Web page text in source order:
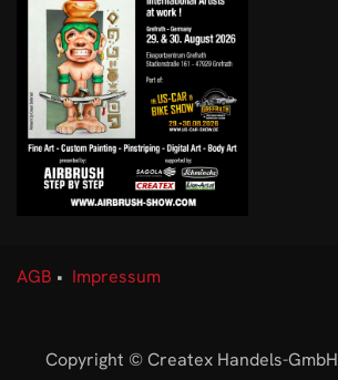
AGB • Impressum
Copyright © Createx Handels-GmbH